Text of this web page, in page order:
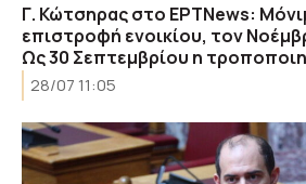
Γ. Κώτσηρας στο ΕΡΤΝews:
επιστροφή ενοικίου, τον
Ως 30 Σεπτεμβρίου η
28/07 11:05